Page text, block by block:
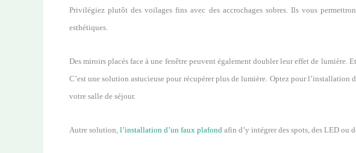
Privilégiez plutôt des voilages fins avec des accrochages sobres. Ils vous
esthétiques.
Des miroirs placés face à une fenêtre peuvent également doubler leur effet de lumière.
C’est une solution astucieuse pour récupérer plus de lumière. Optez pour l’installation
votre salle de séjour.
Autre solution, l’installation d’un faux plafond afin d’y intégrer des spots, des LED ou